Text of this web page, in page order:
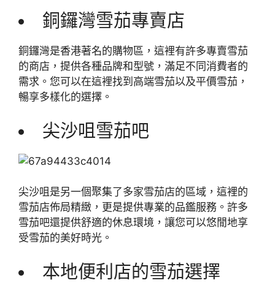
銅鑼灣雪茄專賣店
銅鑼灣是香港著名的購物區，這裡有許多專賣雪茄
的商店，提供各種品牌和型號，滿足不同消費者的
需求。您可以在這裡找到高端雪茄以及平價雪茄，
暢享多樣化的選擇。
尖沙咀雪茄吧
尖沙咀是另一個聚集了多家雪茄店的區域，這裡的
雪茄店佈局精緻，更是提供專業的品鑑服務。許多
雪茄吧還提供舒適的休息環境，讓您可以悠閒地享
受雪茄的美好時光。
本地便利店的雪茄選擇